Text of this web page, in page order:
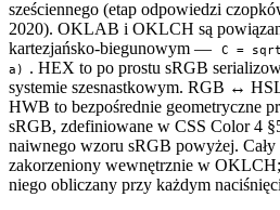
sześciennego (etap odpowiedzi
2020). OKLAB i OKLCH są
kartezjańsko-biegunowym —
C =
a)
. HEX to po prostu sRGB
systemie szesnastkowym. RGB ↔
HWB to bezpośrednie geometryczne
sRGB, zdefiniowane w CSS Color 4
naiwnego wzoru sRGB powyżej.
zakorzeniony wewnętrznie w
niego obliczany przy każdym